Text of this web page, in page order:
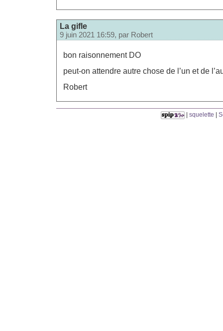
La gifle
9 juin 2021 16:59, par Robert
bon raisonnement DO
peut-on attendre autre chose de l’un et de
Robert
| squelette |